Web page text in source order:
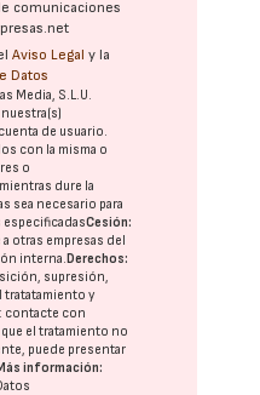
comunicaciones
Aviso Legal y la
Datos
Media, S.L.U.
de usuario.
con la misma o
o
mientras dure la
sea necesario para
especificadasCesión:
otras empresas del
interna.Derechos:
supresión,
y
contacte con
el tratamiento no
puede presentar
información: